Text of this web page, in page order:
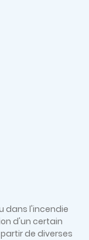
dans l'incendie
d'un certain
de diverses